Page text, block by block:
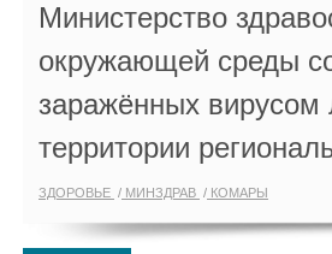
Министерство
окружающей среды
заражённых вирусом
территории
ЗДОРОВЬЕ МИНЗДРАВ КОМАРЫ